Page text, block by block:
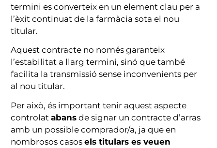
termini es converteix en un element clau per a
l’èxit continuat de la farmàcia sota el nou
titular.
Aquest contracte no només garanteix
l’estabilitat a llarg termini, sinó que també
facilita la transmissió sense inconvenients per
al nou titular.
Per això, és important tenir aquest aspecte
controlatabans de signar un contracte d’arras
amb un possible comprador/a, ja que en
nombrosos casosels titulars es veuen